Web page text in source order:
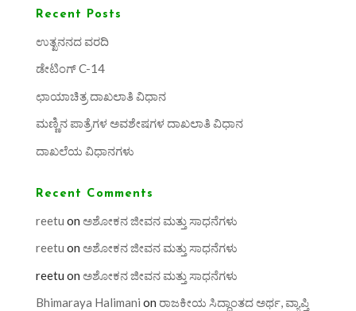
Recent Posts
ಉತ್ಖನನದ ವರದಿ
ಡೇಟಿಂಗ್ C-14
ಛಾಯಾಚಿತ್ರ ದಾಖಲಾತಿ ವಿಧಾನ
ಮಣ್ಣಿನ ಪಾತ್ರೆಗಳ ಅವಶೇಷಗಳ ದಾಖಲಾತಿ ವಿಧಾನ
ದಾಖಲೆಯ ವಿಧಾನಗಳು
Recent Comments
reetu on ಅಶೋಕನ ಜೀವನ ಮತ್ತು ಸಾಧನೆಗಳು
reetu on ಅಶೋಕನ ಜೀವನ ಮತ್ತು ಸಾಧನೆಗಳು
reetu on ಅಶೋಕನ ಜೀವನ ಮತ್ತು ಸಾಧನೆಗಳು
Bhimaraya Halimani on ರಾಜಕೀಯ ಸಿದ್ಧಾಂತದ ಅರ್ಥ, ವ್ಯಾಪ್ತಿ